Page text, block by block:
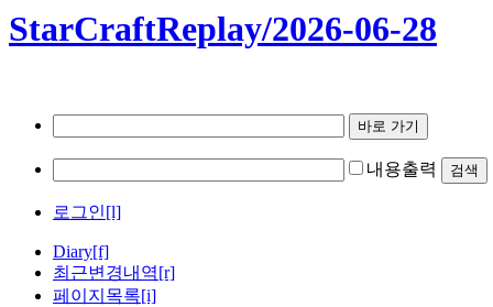
StarCraftReplay/2026-06-28
내용출력
로그인[l]
Diary[f]
최근변경내역[r]
페이지목록[i]